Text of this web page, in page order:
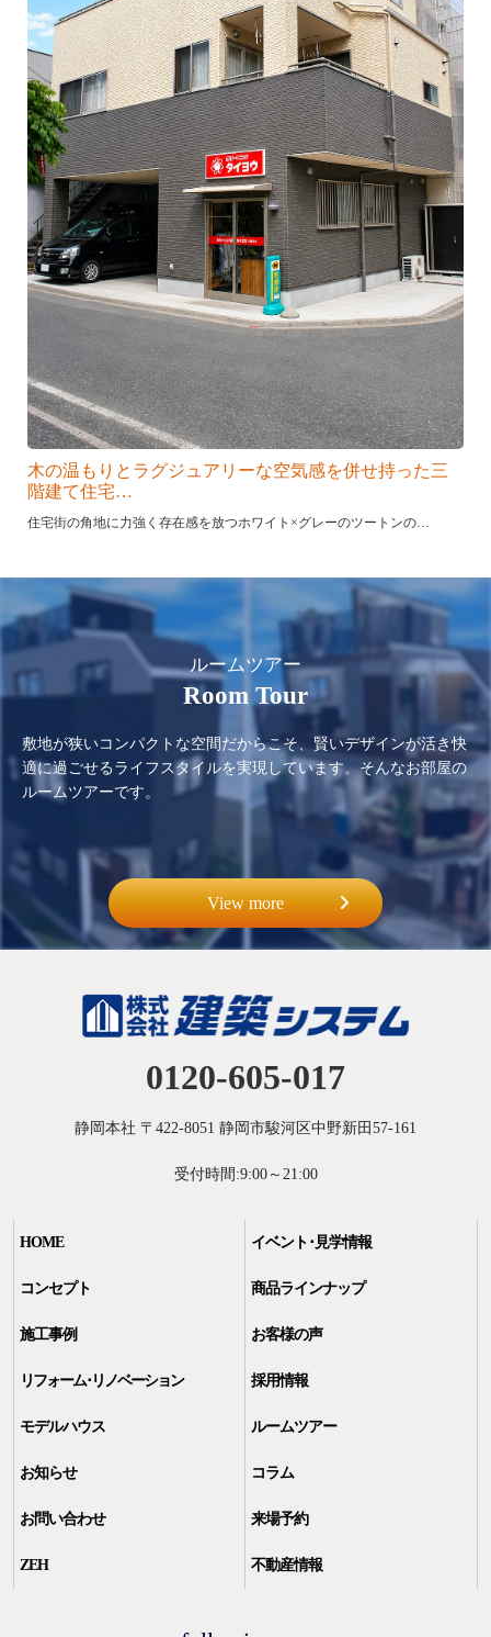
木の温もりとラグジュアリーな空気感を併せ持った三
階建て住宅…
住宅街の角地に力強く存在感を放つホワイト×グレーのツートンの…
View more
ルームツアー
Room Tour
敷地が狭いコンパクトな空間だからこそ、賢いデザインが活き快
適に過ごせるライフスタイルを実現しています。そんなお部屋の
ルームツアーです。
0120-605-017
静岡本社 〒422-8051 静岡市駿河区中野新田57-161
受付時間:9:00～21:00
HOME イベント･見学情報
コンセプト 商品ラインナップ
施工事例 お客様の声
リフォーム･リノベーション 採用情報
モデルハウス ルームツアー
お知らせ コラム
お問い合わせ 来場予約
ZEH 不動産情報
ZEH
不動産情報(土地･分譲地･中古住宅)
サイトマップ